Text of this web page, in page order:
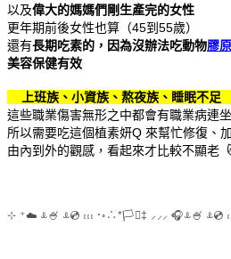
以及偉大的媽媽們剛生產完的女性
更年期前後女性也算（45到55歲）
還有長期吃素的，因為沒辦法吃動物膠
美容保健有效
上班族、小資族、熬夜族、睡眠不足
這些職業傷害無形之中都會有職業病連
所以需要吃這個植素妍Q 來幫忙修復、
由內到外的觀感，看起來才比較不顯老
⊹ ⁺☁️ ꕊ🍧 ꕊ💿 𓏥 ･◦∴*🏳️‍⚧️‡ ⸝⸝⸝ 🎧ꕊ🍧 ꕊ💿